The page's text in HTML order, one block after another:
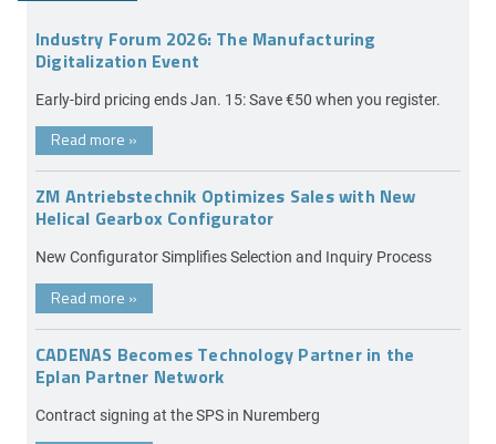
Industry Forum 2026: The Manufacturing
Digitalization Event
Early-bird pricing ends Jan. 15: Save €50 when you register.
Read more »
ZM Antriebstechnik Optimizes Sales with New
Helical Gearbox Configurator
New Configurator Simplifies Selection and Inquiry Process
Read more »
CADENAS Becomes Technology Partner in the
Eplan Partner Network
Contract signing at the SPS in Nuremberg